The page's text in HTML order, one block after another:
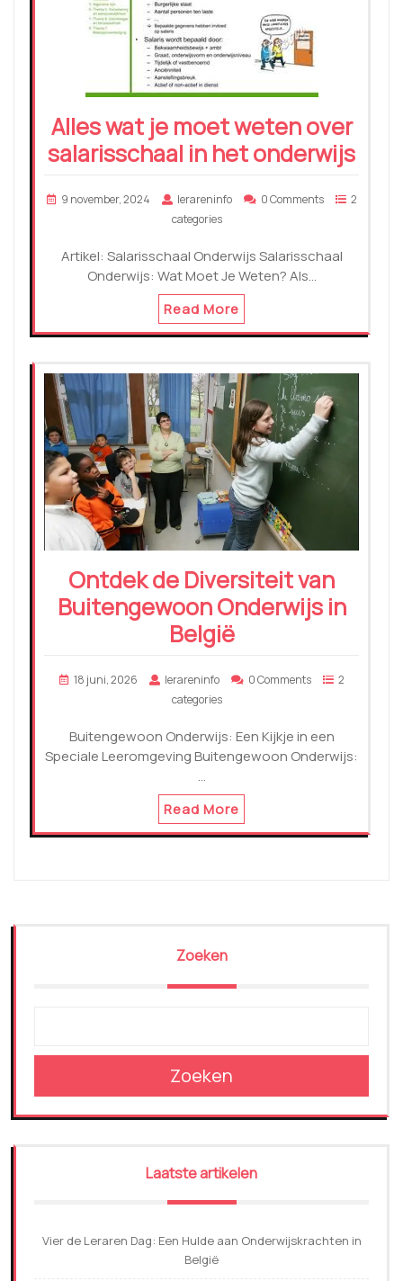
Alles wat je moet weten over
salarisschaal in het onderwijs
9 november, 2024 lerareninfo 0 Comments
2
categories
Artikel: Salarisschaal Onderwijs Salarisschaal
Onderwijs: Wat Moet Je Weten? Als…
Read More
Ontdek de Diversiteit van
Buitengewoon Onderwijs in
België
18 juni, 2026 lerareninfo 0 Comments
2
categories
Buitengewoon Onderwijs: Een Kijkje in een
Speciale Leeromgeving Buitengewoon Onderwijs:
…
Read More
Zoeken
Zoeken
Laatste artikelen
Vier de Leraren Dag: Een Hulde aan Onderwijskrachten in
België